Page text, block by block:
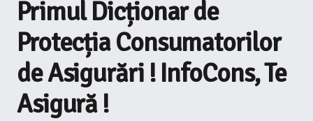
Primul Dicționar de
Protecția Consumatorilor
de Asigurări ! InfoCons, Te
Asigură !